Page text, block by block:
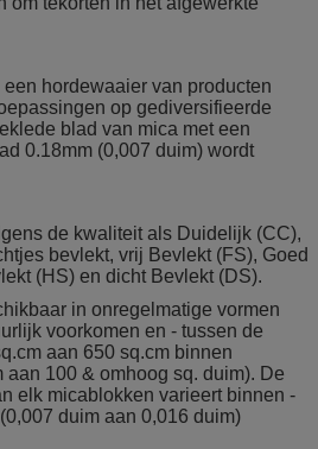
hordewaaier van producten
op gediversifieerde
blad van mica met een
0.18mm (0,007 duim) wordt
de kwaliteit als Duidelijk (CC),
bevlekt, vrij Bevlekt (FS), Goed
(HS) en dicht Bevlekt (DS).
in onregelmatige vormen
voorkomen en - tussen de
aan 650 sq.cm binnen
aan 100 & omhoog sq. duim). De
elk micablokken varieert binnen -
duim aan 0,016 duim)